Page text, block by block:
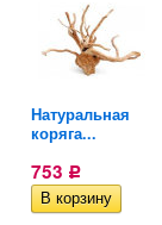
Натуральная
коряга...
753 Р